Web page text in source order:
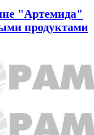
"Артемида"
продуктами